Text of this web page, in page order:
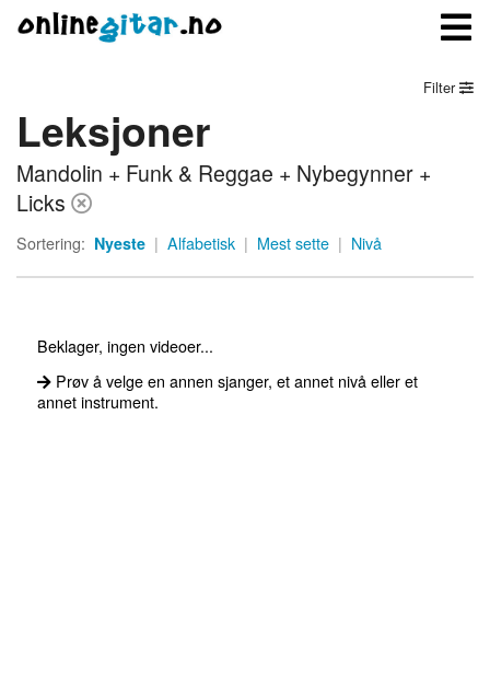
Meny
Logg inn
Bli medlem
Om onlinegitar.no
Filter
Leksjoner
Mandolin + Funk & Reggae + Nybegynner +
Licks
Sortering: Nyeste | Alfabetisk | Mest sette | Nivå
Beklager, ingen videoer...
Prøv å velge en annen sjanger, et annet nivå eller et
annet instrument.